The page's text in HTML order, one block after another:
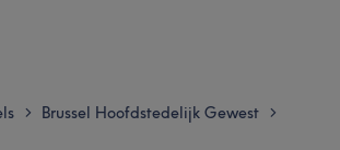
> Brussel Hoofdstedelijk Gewest >